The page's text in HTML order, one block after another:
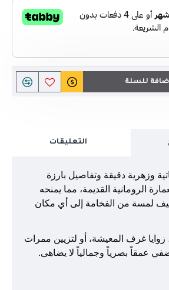
للسلة
التعليقات
وزهرية دقيقة وتفاصيل بارزة
الرومانية القديمة، مما يمنحه
لمسة من الفخامة إلى أي مكان
زوايا غرف المعيشة، أو لتزيين ممرات
عمقاً بصرياً وجمالياً لا يضاهى.